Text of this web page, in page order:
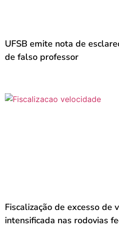
UFSB emite nota de
de falso professor
Fiscalização de excesso de
intensificada nas rodovias